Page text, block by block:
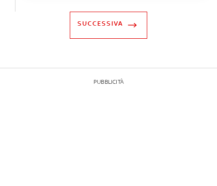
SUCCESSIVA
PUBBLICITÀ